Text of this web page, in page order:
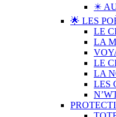
✴️
🌟 LES
LE
LA
LE
LA
LES